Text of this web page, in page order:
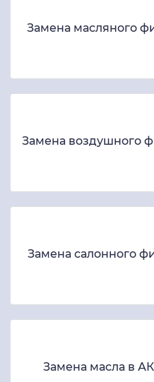
Замена масляного
Замена воздушного
Замена салонного
Замена масла в